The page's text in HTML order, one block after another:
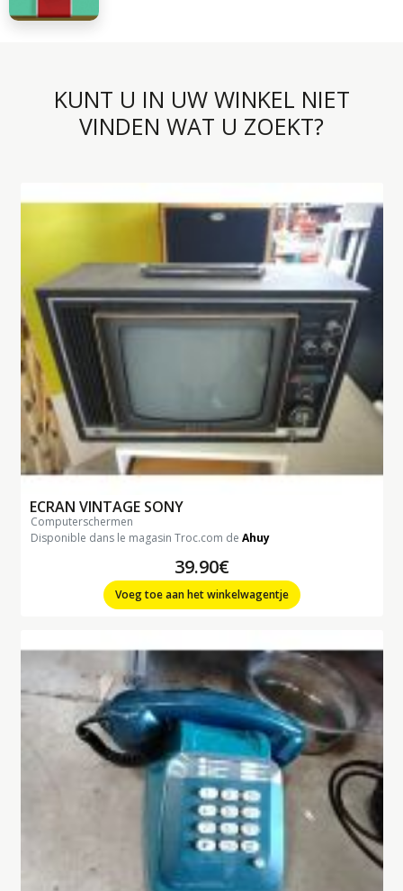
KUNT U IN UW WINKEL NIET
VINDEN WAT U ZOEKT?
ECRAN VINTAGE SONY
computerschermen
Disponible dans le magasin Troc.com de Ahuy
39.90€
Voeg toe aan het winkelwagentje